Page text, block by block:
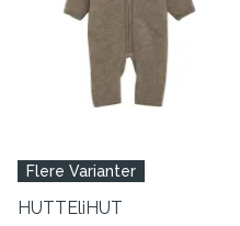
Flere Varianter
HUTTEliHUT